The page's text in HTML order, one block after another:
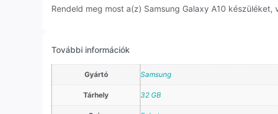
Rendeld meg most a(z) Samsung Galaxy A10
További információk
Gyártó Samsung
Tárhely 32 GB